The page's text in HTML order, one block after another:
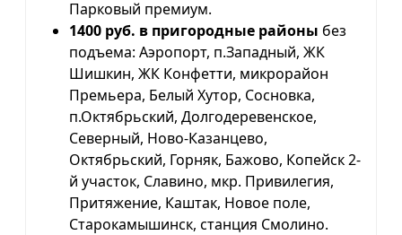
Парковый премиум.
1400 руб. в пригородные районы без
подъема: Аэропорт, п.Западный, ЖК
Шишкин, ЖК Конфетти, микрорайон
Премьера, Белый Хутор, Сосновка,
п.Октябрьский, Долгодеревенское,
Северный, Ново-Казанцево,
Октябрьский, Горняк, Бажово, Копейск 2-
й участок, Славино, мкр. Привилегия,
Притяжение, Каштак, Новое поле,
Старокамышинск, станция Смолино.